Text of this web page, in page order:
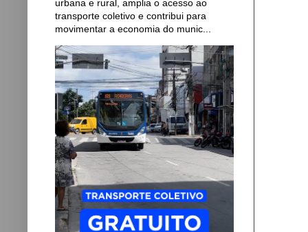
urbana e rural, amplia o acesso ao
transporte coletivo e contribui para
movimentar a economia do munic...